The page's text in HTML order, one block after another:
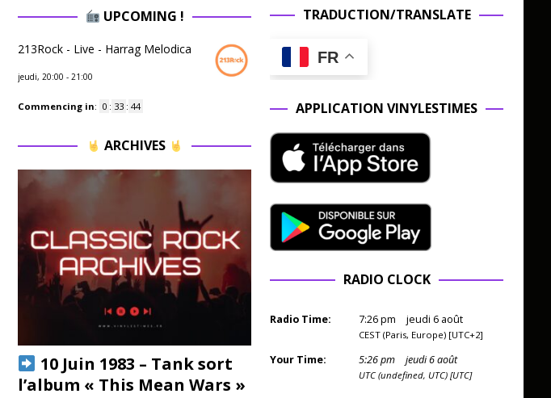
UPCOMING !
213Rock - Live - Harrag Melodica
jeudi, 20:00 - 21:00
Commencing in: 0 : 33 : 43
ARCHIVES
10 Juin 1983 – Tank sort
l’album « This Mean Wars »
TRADUCTION/TRANSLATE
FR
APPLICATION VINYLESTIMES
RADIO CLOCK
Radio Time: 7:26pm jeudi 6 août
CEST (Paris, Europe) [UTC+2]
Your Time: 5:26pm jeudi 6 août
UTC (undefined, UTC) [UTC]